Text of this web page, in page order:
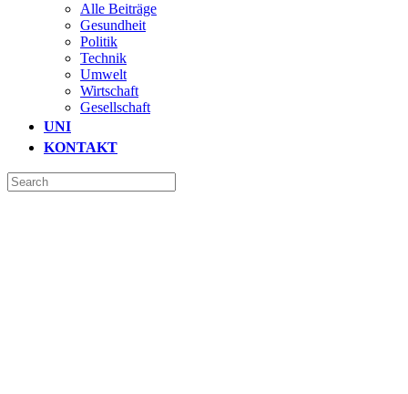
Alle Beiträge
Gesundheit
Politik
Technik
Umwelt
Wirtschaft
Gesellschaft
UNI
KONTAKT